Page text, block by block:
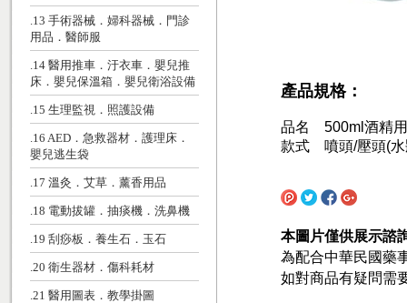
.13 手術器械．婦科器械．門診
用品．醫師服
.14 醫用推車．汙衣車．嬰兒推
床．嬰兒保溫箱．嬰兒衛浴設備
.15 生理監視．照護設備
.16 AED．急救器材．護理床．
嬰兒逃生袋
.17 溫灸．艾草．薰香用品
.18 電動拔罐．抽痰機．洗鼻機
.19 刮痧板．養生石．玉石
.20 衛生器材．傷科耗材
.21 醫用圖表．教學掛圖
產品規格：
品名 500ml酒精
款式 噴頭/壓頭(水
本圖片僅供展示諮
為配合中華民國藥
如對商品有疑問需